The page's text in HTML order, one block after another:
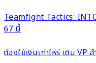
Teamfight Tactics:
67 นี้
ต้องใช้เงินเท่าไหร่ เติม